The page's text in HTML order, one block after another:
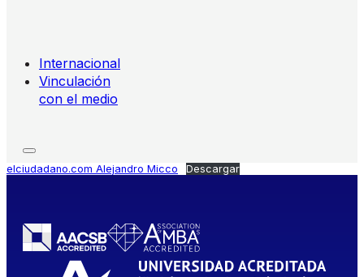
Internacional
Vinculación
con el medio
elciudadano.com Alejandro Micco Descargar